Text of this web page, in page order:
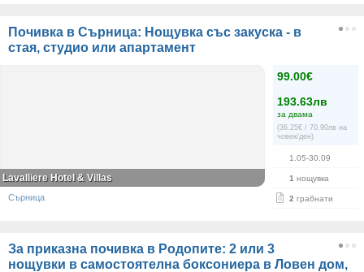
Почивка в Сърница: Нощувка със закуска - в
стая, студио или апартамент
99.00€
193.63лв
за двама
(36.25€ / 70.90лв на
човек/ден)
1.05-30.09
1 нощувка
2 грабнати
Lavalliere Hotel & Villas
Сърница
За приказна почивка в Родопите: 2 или 3
нощувки в самостоятелна боксониера в Ловен дом,